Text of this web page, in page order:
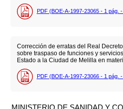
PDF (BOE-A-1997-23065 - 1 pág.
Corrección de erratas del Real
sobre traspaso de funciones y
Estado a la Ciudad de Melilla en
PDF (BOE-A-1997-23066 - 1 pág.
MINISTERIO DE SANIDAD Y